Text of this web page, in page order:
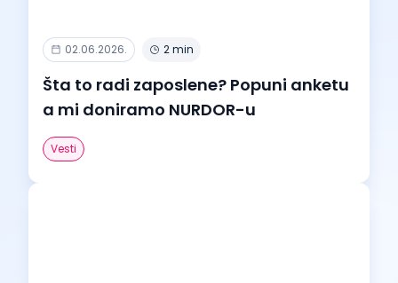
02.06.2026. 2 min
Šta to radi zaposlene? Popuni anketu
a mi doniramo NURDOR-u
Vesti